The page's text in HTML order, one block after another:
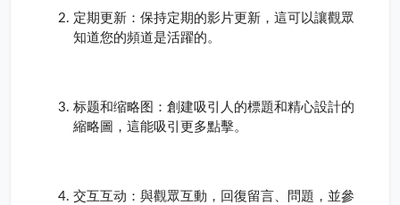
定期更新：保持定期的影片更新，這可以讓觀眾
知道您的頻道是活躍的。
标题和缩略图：創建吸引人的標題和精心設計的
縮略圖，這能吸引更多點擊。
交互互动：與觀眾互動，回復留言、問題，並參